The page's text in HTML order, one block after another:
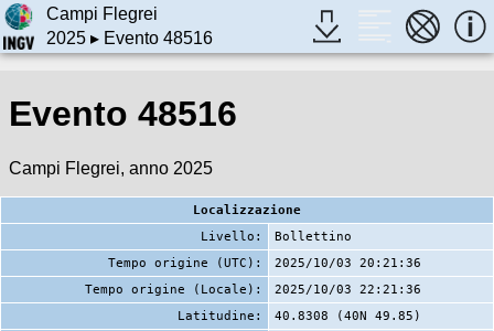
Campi Flegrei
2025▸ Evento 48516
Evento 48516
Campi Flegrei, anno 2025
Localizzazione
Livello:
Bollettino
Tempo origine (UTC):
2025/10/03 20:21:36
Tempo origine (Locale):
2025/10/03 22:21:36
Latitudine:
40.8308 (40N 49.85)